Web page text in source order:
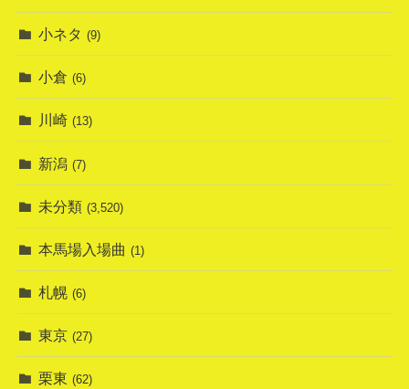
小ネタ (9)
小倉 (6)
川崎 (13)
新潟 (7)
未分類 (3,520)
本馬場入場曲 (1)
札幌 (6)
東京 (27)
栗東 (62)